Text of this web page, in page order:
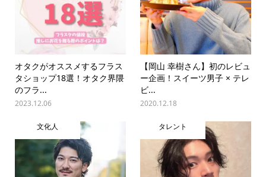
オタクがオススメするフラス
タショップ18選！オタク界隈
のフラ...
2023.12.06
【岡山 幸樹さん】初のレビュ
ー企画！スイーツ男子 × テレ
ビ...
2020.12.18
文化人 タレント